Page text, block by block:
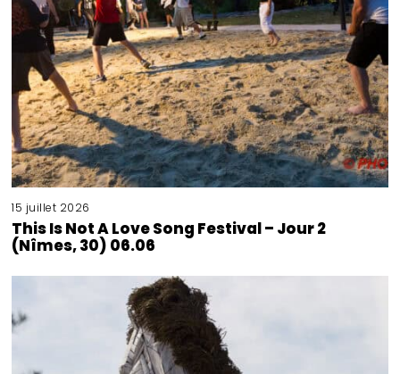
15 juillet 2026
This Is Not A Love Song Festival – Jour 2
(Nîmes, 30) 06.06